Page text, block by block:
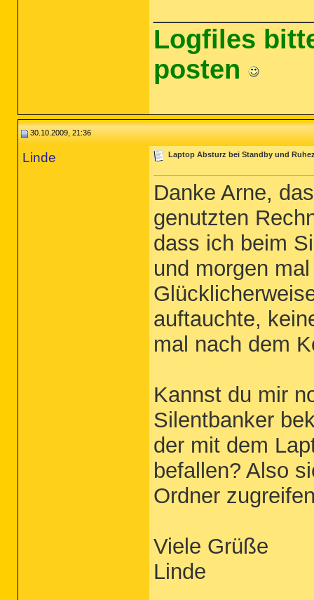
Logfiles
posten
30.10.2009, 21:36
Linde Laptop Absturz bei Standby und
Danke Arne,
genutzten
dass ich beim
und morgen
auftauchte,
mal nach dem
Kannst du mir
Silentbanker
der mit dem
befallen? Also
Ordner
Viele Grüße
Linde